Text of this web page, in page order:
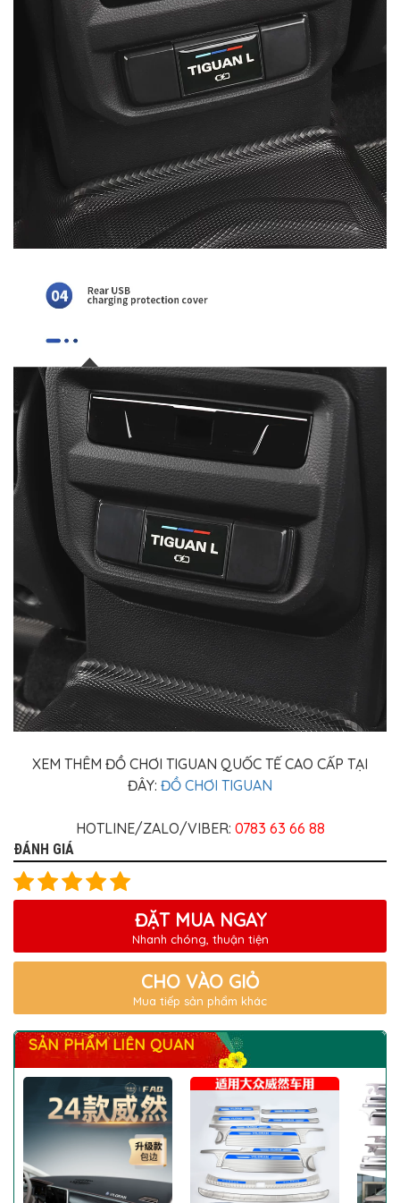
XEM THÊM ĐỒ CHƠI TIGUAN QUỐC TẾ CAO CẤP TẠI
ĐÂY: ĐỒ CHƠI TIGUAN
HOTLINE/ZALO/VIBER: 0783 63 66 88
ĐÁNH GIÁ
ĐẶT MUA NGAY
Nhanh chóng, thuận tiện
CHO VÀO GIỎ
Mua tiếp sản phẩm khác
SẢN PHẨM LIÊN QUAN